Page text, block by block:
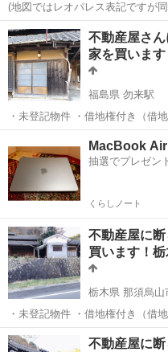
(地図ではレオパレス表記ですが
21:0…
千葉 千葉市 千葉寺駅
不動産屋さ
家を買います
福島県 勿来駅
・未登記物件 ・借地権付き（借
がいない …
MacBook
抽選でプレゼン
くらしノート
不動産屋に
買います！
栃木県 那須烏山
・未登記物件 ・借地権付き（借
がいない …
栃木 那須烏山市 リサイ
不動産屋に